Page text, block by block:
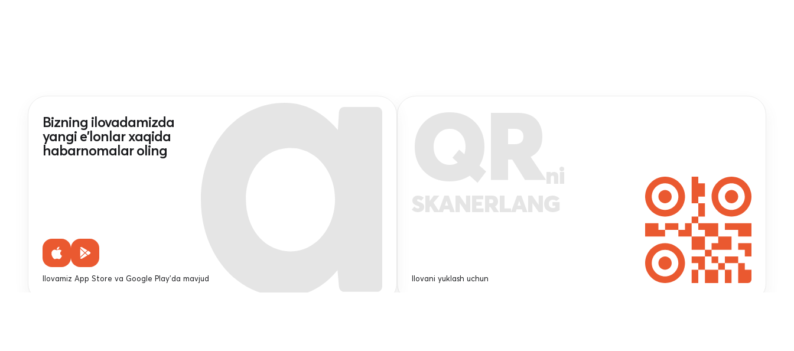
Bizning ilovadamizda
yangi e'lonlar xaqida
habarnomalar oling
Ilovamiz App Store va Google Play'da mavjud
QRni
SKANERLANG
Ilovani yuklash uchun